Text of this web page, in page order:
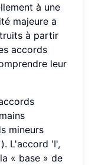
à une
majeure a
à partir
accords
leur
mineurs
L'accord 'I',
« base » de